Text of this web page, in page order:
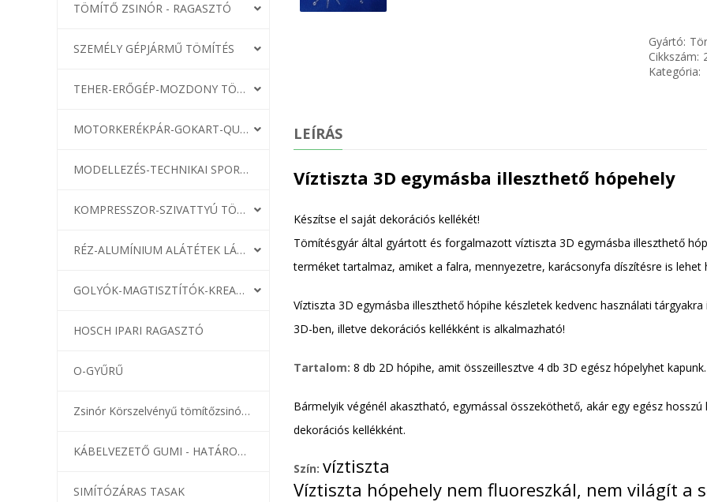
TÖMÍTŐ ZSINÓR - RAGASZTÓ
SZEMÉLY GÉPJÁRMŰ TÖMÍTÉS
TEHER-ERŐGÉP-MOZDONY TÖMÍTÉS
MOTORKERÉKPÁR-GOKART-QUAD-CSÓNAKMOTOR TÖMÍTÉS
MODELLEZÉS-TECHNIKAI SPORT-MODELLSPORT
KOMPRESSZOR-SZIVATTYÚ TÖMÍTÉS
RÉZ-ALUMÍNIUM ALÁTÉTEK LÁGYÍTVA
GOLYÓK-MAGTISZTÍTÓK-KREATÍV
HOSCH IPARI RAGASZTÓ
O-GYŰRŰ
Zsinór Körszelvényű tömítőzsinórok
KÁBELVEZETŐ GUMI - HATÁROLÓK
SIMÍTÓZÁRAS TASAK
Gyártó:
Cikkszám:
Kategória:
LEÍRÁS
Víztiszta 3D egymásba illeszthető hópehely
Készítse el saját dekorációs kellékét!
Tömítésgyár által gyártott és forgalmazott víztiszta 3D egymásba illeszthető
terméket tartalmaz, amiket a falra, mennyezetre, karácsonyfa díszítésre is lehet
Víztiszta 3D egymásba illeszthető hópihe készletek kedvenc használati
3D-ben, illetve dekorációs kellékként is alkalmazható!
Tartalom: 8 db 2D hópihe, amit összeillesztve 4 db 3D egész hópelyhet kapunk.
Bármelyik végénél akasztható, egymással összeköthető, akár egy egész
dekorációs kellékként.
Szín: víztiszta
Víztiszta hópehely nem fluoreszkál, nem világít a